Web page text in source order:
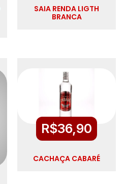
SAIA RENDA LIGTH
BRANCA
R$36,90
CACHAÇA CABARÉ